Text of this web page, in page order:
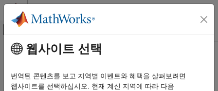
콘텐츠로 바로 가기
오프캔버스 탐색 메뉴 토글
문서 홈
Deep Learning Toolbox
주요 콘텐츠
GoogLeNet을 사용하여 영상
분류하기
웹사이트 선택
번역된 콘텐츠를 보고 지역별 이벤트와 혜택을 살펴보려면
웹사이트를 선택하십시오. 현재 계신 지역에 따라 다음